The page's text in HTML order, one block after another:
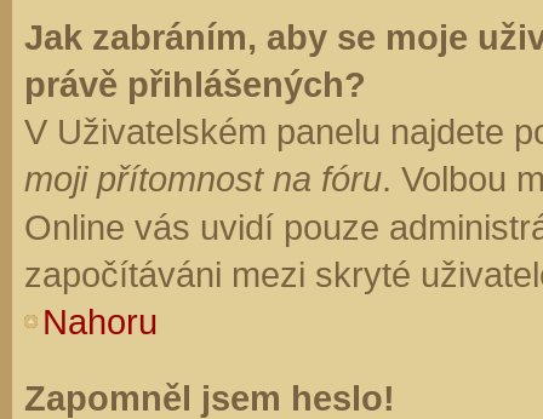
Jak zabráním, aby se moje
právě přihlášených?
V Uživatelském panelu najdete
moji přítomnost na fóru. Volbou
Online vás uvidí pouze
započítáváni mezi skryté
Nahoru
Zapomněl jsem heslo!